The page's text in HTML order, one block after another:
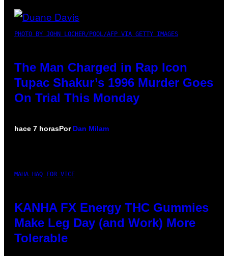
PHOTO BY JOHN LOCHER/POOL/AFP VIA GETTY IMAGES
The Man Charged in Rap Icon
Tupac Shakur’s 1996 Murder Goes
On Trial This Monday
hace 7 horasPor Dan Milam
MAHA HAQ FOR VICE
KANHA FX Energy THC Gummies
Make Leg Day (and Work) More
Tolerable